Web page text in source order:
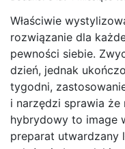
Właściwie
rozwiązanie dla
pewności siebie.
dzień, jednak
tygodni,
i narzędzi sprawia że
hybrydowy to image
preparat utwardzany